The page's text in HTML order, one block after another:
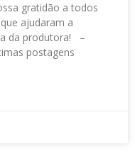
gratidão a todos
ajudaram a
da produtora! –
postagens